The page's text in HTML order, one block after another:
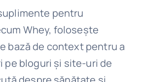
pentru
Whey, folosește
bază de context pentru a
pe bloguri și site-uri de